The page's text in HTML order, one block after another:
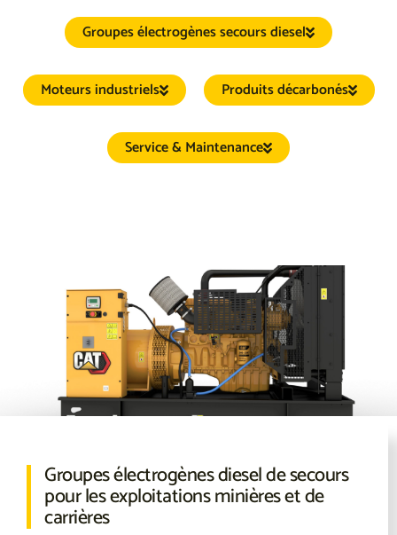
Groupes électrogènes secours diesel
Moteurs industriels Produits décarbonés
Service & Maintenance
Groupes électrogènes diesel de secours
pour les exploitations minières et de
carrières